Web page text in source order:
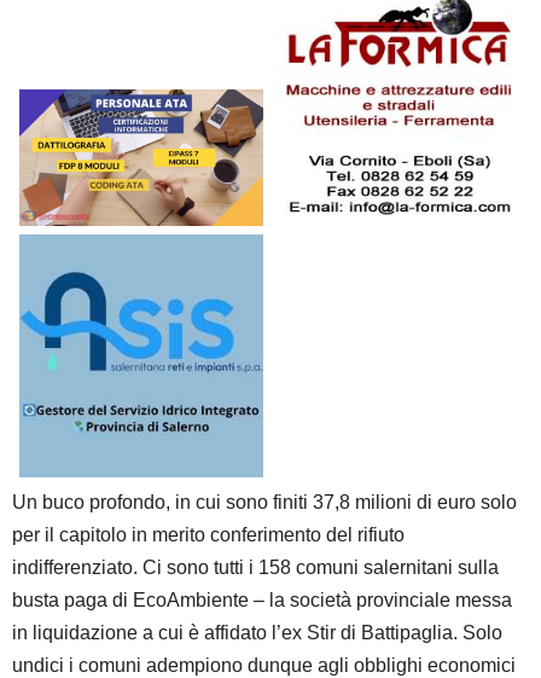
Un buco profondo, in cui sono finiti 37,8 milioni di euro solo
per il capitolo in merito conferimento del rifiuto
indifferenziato. Ci sono tutti i 158 comuni salernitani sulla
busta paga di EcoAmbiente – la società provinciale messa
in liquidazione a cui è affidato l’ex Stir di Battipaglia. Solo
undici i comuni adempiono dunque agli obblighi economici